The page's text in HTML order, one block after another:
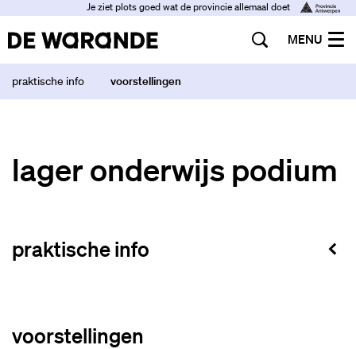
Je ziet plots goed wat de provincie allemaal doet
MENU
praktische info voorstellingen
lager onderwijs podium
praktische info
voorstellingen